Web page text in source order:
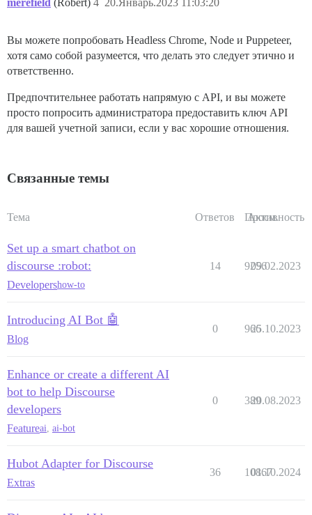
Вы можете попробовать Headless Chrome, Node и Puppeteer,
хотя само собой разумеется, что делать это следует этично и
ответственно.
Предпочтительнее работать напрямую с API, и вы можете
просто попросить администратора предоставить ключ API
для вашей учетной записи, если у вас хорошие отношения.
Связанные темы
Тема Ответов Просм.
Активность
Set up a smart chatbot on
discourse :robot:
Developershow-to
14 9256
09.02.2023
Introducing AI Bot 🤖
Blog
0 966
25.10.2023
Enhance or create a different AI
bot to help Discourse
developers
Featureai, ai-bot
0 389
20.08.2023
Hubot Adapter for Discourse
Extras
36 10867
01.10.2024